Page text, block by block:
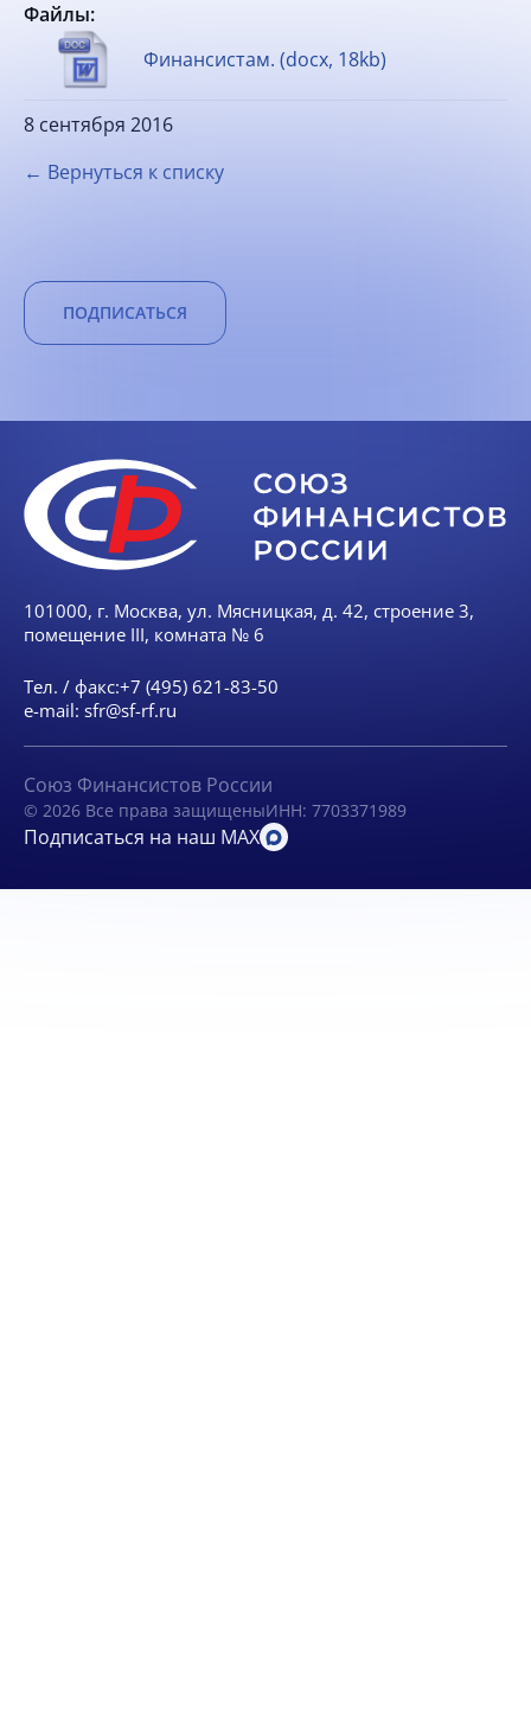
Файлы:
Финансистам. (docx, 18kb)
8 сентября 2016
← Вернуться к списку
ПОДПИСАТЬСЯ
101000, г. Москва, ул. Мясницкая, д. 42, строение 3,
помещение III, комната № 6
Тел. / факс:+7 (495) 621-83-50
e-mail: sfr@sf-rf.ru
Союз Финансистов России
© 2026 Все права защищеныИНН: 7703371989
Подписаться на наш MAX